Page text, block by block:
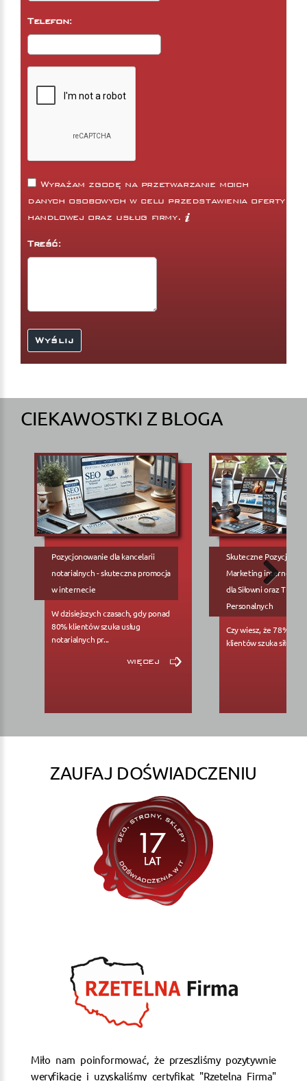
Telefon:
Wyrażam zgodę na przetwarzanie moich
danych osobowych w celu przedstawienia oferty
handlowej oraz usług firmy.
Treść:
CIEKAWOSTKI Z BLOGA
Pozycjonowanie dla kancelarii
notarialnych - skuteczna promocja
w internecie
W dzisiejszych czasach, gdy ponad
80% klientów szuka usług
notarialnych pr...
więcej
Skuteczne
Marketing internetowy
dla Siłowni oraz
Personalnych
Czy wiesz, że 78%
klientów szuka siłowni...
ZAUFAJ DOŚWIADCZENIU
Miło nam poinformować, że przeszliśmy pozytywnie
weryfikację i uzyskaliśmy certyfikat "Rzetelna Firma"